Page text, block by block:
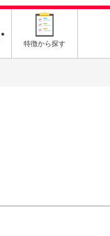
特徴から探す